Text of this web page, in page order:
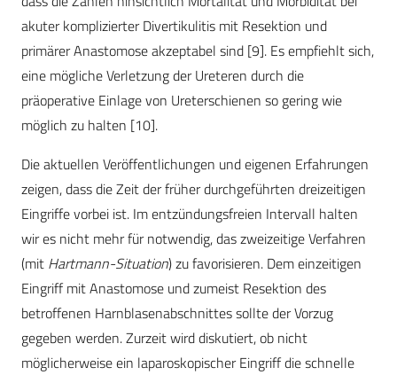
akuter komplizierter Divertikulitis mit Resektion und
primärer Anastomose akzeptabel sind [9]. Es empfiehlt sich,
eine mögliche Verletzung der Ureteren durch die
präoperative Einlage von Ureterschienen so gering wie
möglich zu halten [10].
Die aktuellen Veröffentlichungen und eigenen Erfahrungen
zeigen, dass die Zeit der früher durchgeführten dreizeitigen
Eingriffe vorbei ist. Im entzündungsfreien Intervall halten
wir es nicht mehr für notwendig, das zweizeitige Verfahren
(mit Hartmann-Situation) zu favorisieren. Dem einzeitigen
Eingriff mit Anastomose und zumeist Resektion des
betroffenen Harnblasenabschnittes sollte der Vorzug
gegeben werden. Zurzeit wird diskutiert, ob nicht
möglicherweise ein laparoskopischer Eingriff die schnelle